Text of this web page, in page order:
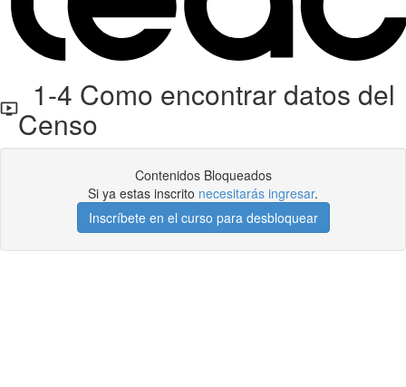
1-4 Como encontrar datos del
Censo
Contenidos Bloqueados
Si ya estas inscrito necesitarás ingresar.
Inscríbete en el curso para desbloquear